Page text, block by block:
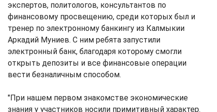
экспертов, политологов, консультантов по
финансовому просвещению, среди которых был и
тренер по электронному банкингу из Калмыкии
Аркадий Муниев. С ним ребята запустили
электронный банк, благодаря которому смогли
открыть депозиты и все финансовые операции
вести безналичным способом.
"При нашем первом знакомстве экономические
знания у участников носили примитивный характер.